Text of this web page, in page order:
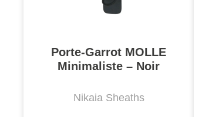
Porte-Garrot MOLLE
Minimaliste – Noir
Nikaia Sheaths